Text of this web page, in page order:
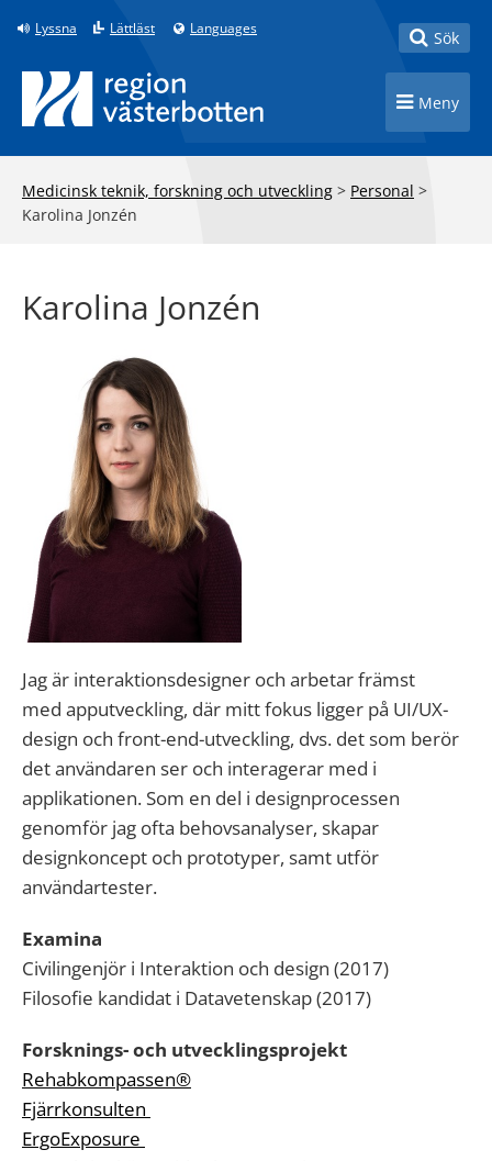
Till innehåll på sidan
Lyssna Lättläst Languages Toggle
Sök
Toggle
Meny
Medicinsk teknik, forskning och utveckling > Personal >
Karolina Jonzén
Karolina Jonzén
Jag är interaktionsdesigner och arbetar främst
med apputveckling, där mitt fokus ligger på UI/UX-
design och front-end-utveckling, dvs. det som berör
det användaren ser och interagerar med i
applikationen. Som en del i designprocessen
genomför jag ofta behovsanalyser, skapar
designkoncept och prototyper, samt utför
användartester.
Examina
Civilingenjör i Interaktion och design (2017)
Filosofie kandidat i Datavetenskap (2017)
Forsknings- och utvecklingsprojekt
Rehabkompassen®
Fjärrkonsulten
ErgoExposure